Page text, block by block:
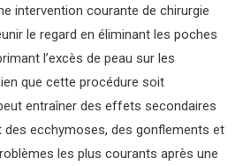
intervention courante de chirurgie
le regard en éliminant les poches
l’excès de peau sur les
que cette procédure soit
entraîner des effets secondaires
des ecchymoses, des gonflements et
les plus courants après une